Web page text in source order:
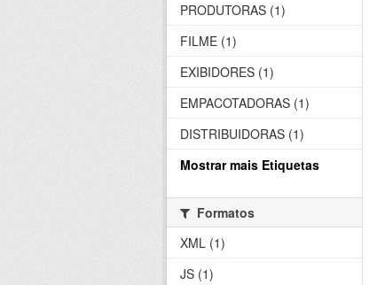
PRODUTORAS (1)
FILME (1)
EXIBIDORES (1)
EMPACOTADORAS (1)
DISTRIBUIDORAS (1)
Mostrar mais Etiquetas
Formatos
XML (1)
JS (1)